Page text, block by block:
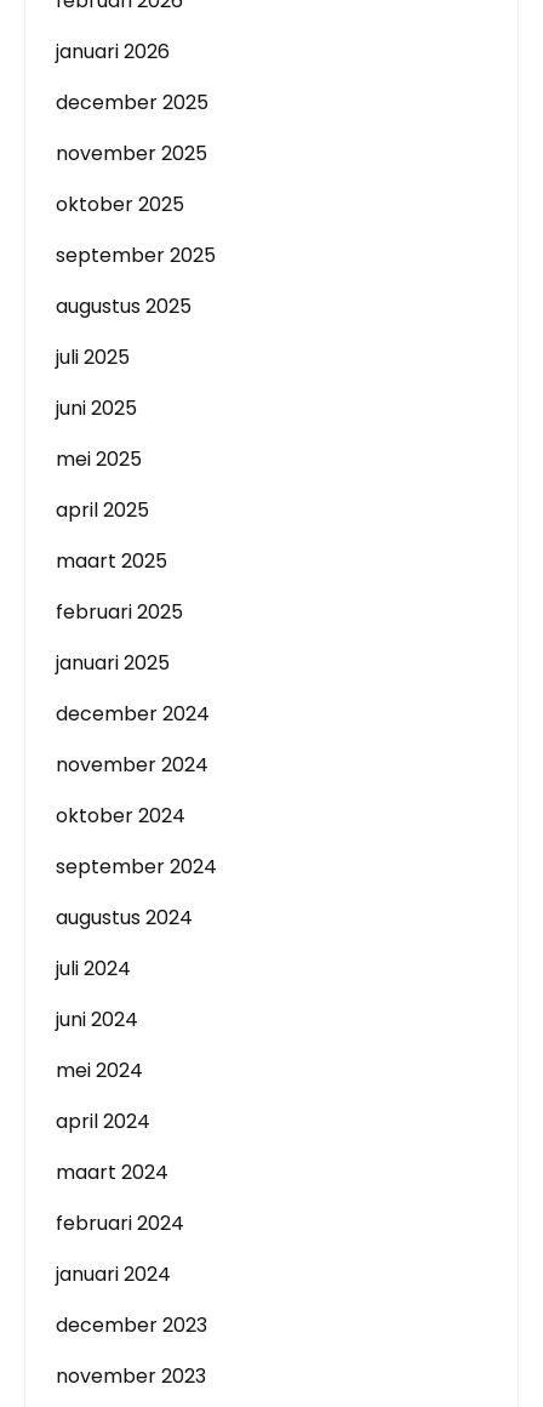
januari 2026
december 2025
november 2025
oktober 2025
september 2025
augustus 2025
juli 2025
juni 2025
mei 2025
april 2025
maart 2025
februari 2025
januari 2025
december 2024
november 2024
oktober 2024
september 2024
augustus 2024
juli 2024
juni 2024
mei 2024
april 2024
maart 2024
februari 2024
januari 2024
december 2023
november 2023